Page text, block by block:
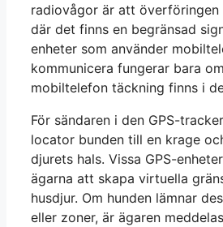
radiovågor är att överföringen
där det finns en begränsad
enheter som använder
kommunicera fungerar bara
mobiltelefon täckning finns i
För sändaren i den GPS-
locator bunden till en krage
djurets hals. Vissa GPS-
ägarna att skapa virtuella
husdjur. Om hunden lämnar
eller zoner, är ägaren